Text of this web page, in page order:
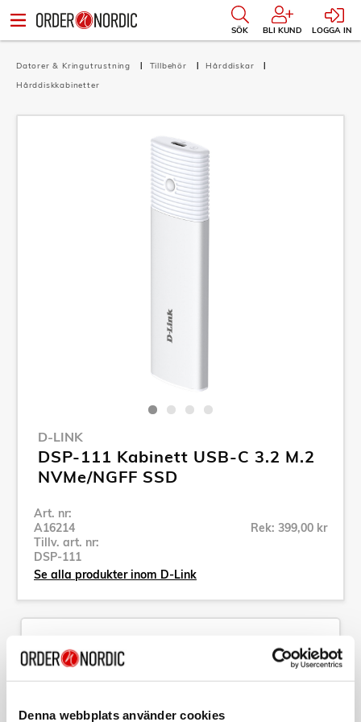
Denna webbplats använder cookies
SÖK BLI KUND LOGGA IN
Datorer & Kringutrustning Tillbehör
Hårddiskar
Hårddiskkabinetter
D-LINK
DSP-111 Kabinett USB-C 3.2 M.2
NVMe/NGFF SSD
Art. nr:
A16214
Tillv. art. nr:
DSP-111
Rek: 399,00 kr
Se alla produkter inom D-Link